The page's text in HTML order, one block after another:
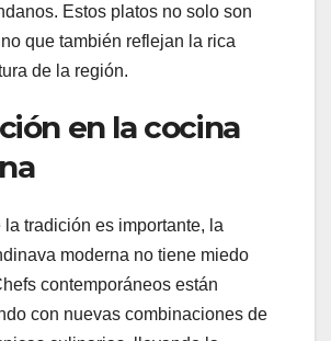
Estos platos no solo son
que también reflejan la rica
de la región.
en la cocina
la tradición es importante, la
moderna no tiene miedo
contemporáneos están
con nuevas combinaciones de